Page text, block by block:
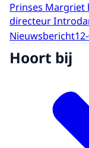
Prinses
directeur
Nieuwsbericht
Hoort bij